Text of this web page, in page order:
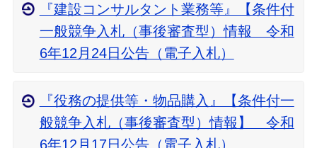
『建設コンサルタント業務等』【条件付
一般競争入札（事後審査型）情報 令和
6年12月24日公告（電子入札）
『役務の提供等・物品購入』【条件付一
般競争入札（事後審査型）情報】 令和
6年12月17日公告（電子入札）